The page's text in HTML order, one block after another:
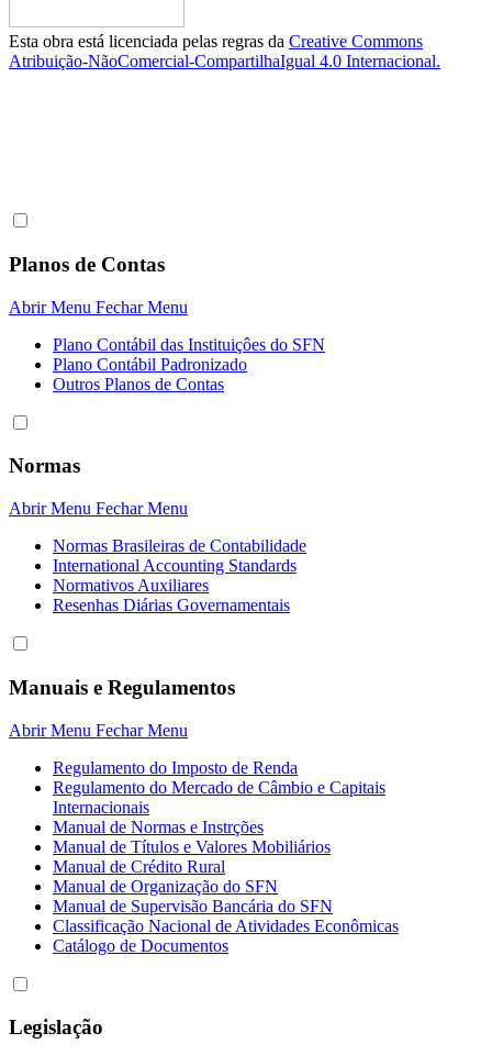
Esta obra está licenciada pelas regras da Creative Commons
Atribuição-NãoComercial-CompartilhaIgual 4.0 Internacional.
Planos de Contas
Abrir Menu Fechar Menu
Plano Contábil das Instituiçôes do SFN
Plano Contábil Padronizado
Outros Planos de Contas
Normas
Abrir Menu Fechar Menu
Normas Brasileiras de Contabilidade
International Accounting Standards
Normativos Auxiliares
Resenhas Diárias Governamentais
Manuais e Regulamentos
Abrir Menu Fechar Menu
Regulamento do Imposto de Renda
Regulamento do Mercado de Câmbio e Capitais
Internacionais
Manual de Normas e Instrções
Manual de Títulos e Valores Mobiliários
Manual de Crédito Rural
Manual de Organização do SFN
Manual de Supervisão Bancária do SFN
Classificação Nacional de Atividades Econômicas
Catálogo de Documentos
Legislação